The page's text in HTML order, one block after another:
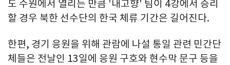
도 수원에서 열리는 만큼 '내고향' 팀이 4강에서 승리
할 경우 북한 선수단의 한국 체류 기간은 길어진다.
한편, 경기 응원을 위해 관람에 나설 통일 관련 민간단
체들은 전날인 13일에 응원 구호와 현수막 문구 등을